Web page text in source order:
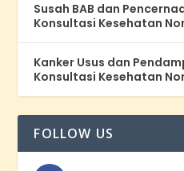
Susah BAB dan
Konsultasi Kesehatan
Kanker Usus dan
Konsultasi Kesehatan
FOLLOW US